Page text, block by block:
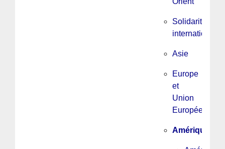
Solidarité
internationale
Asie
Europe
et
Union
Européenne
Amérique